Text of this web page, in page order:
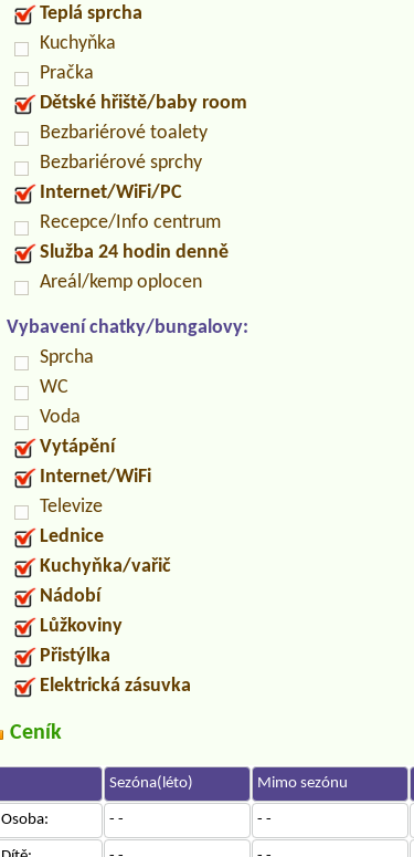
Teplá sprcha
Kuchyňka
Pračka
Dětské hřiště/baby room
Bezbariérové toalety
Bezbariérové sprchy
Internet/WiFi/PC
Recepce/Info centrum
Služba 24 hodin denně
Areál/kemp oplocen
Vybavení chatky/bungalovy:
Sprcha
WC
Voda
Vytápění
Internet/WiFi
Televize
Lednice
Kuchyňka/vařič
Nádobí
Lůžkoviny
Přistýlka
Elektrická zásuvka
Ceník
Sezóna(léto) Mimo sezónu
Osoba: - - - -